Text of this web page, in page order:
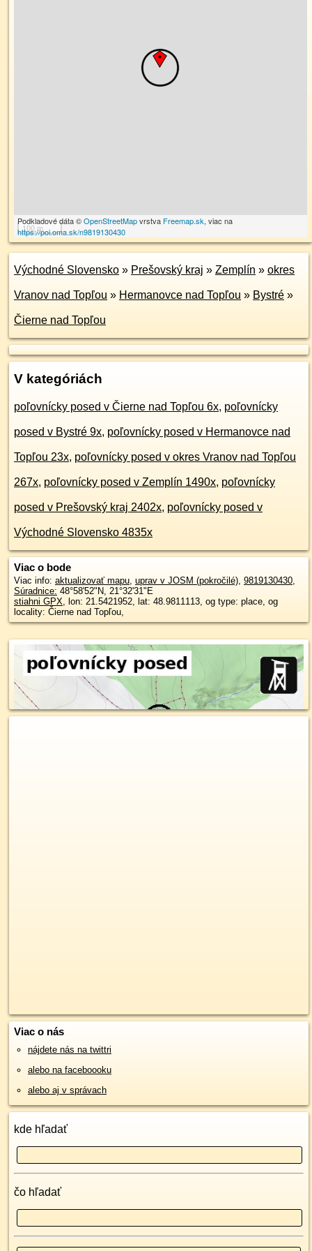
100 m
Podkladové dáta ©OpenStreetMapvrstva Freemap.sk, viac na
https://poi.oma.sk/n9819130430
Východné Slovensko » Prešovský kraj » Zemplín » okres
Vranov nad Topľou » Hermanovce nad Topľou » Bystré »
Čierne nad Topľou
V kategóriách
poľovnícky posed v Čierne nad Topľou 6x, poľovnícky
posed v Bystré 9x, poľovnícky posed v Hermanovce nad
Topľou 23x, poľovnícky posed v okres Vranov nad Topľou
267x, poľovnícky posed v Zemplín 1490x, poľovnícky
posed v Prešovský kraj 2402x, poľovnícky posed v
Východné Slovensko 4835x
Viac o bode
Viac info: aktualizovať mapu, uprav v JOSM (pokročilé), 9819130430,
Súradnice: 48°58'52"N, 21°32'31"E
stiahni GPX, lon: 21.5421952, lat: 48.9811113, og type: place, og
locality: Čierne nad Topľou,
Viac o nás
nájdete nás na twittri
alebo na faceboooku
alebo aj v správach
kde hľadať
čo hľadať